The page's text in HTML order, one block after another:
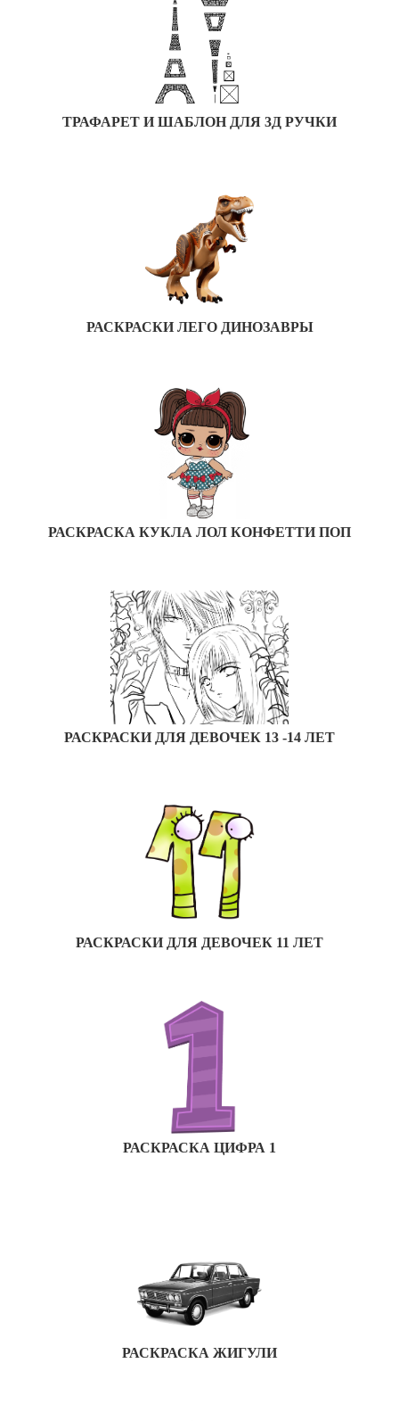
ТРАФАРЕТ И ШАБЛОН ДЛЯ 3Д РУЧКИ
РАСКРАСКИ ЛЕГО ДИНОЗАВРЫ
РАСКРАСКА КУКЛА ЛОЛ КОНФЕТТИ ПОП
РАСКРАСКИ ДЛЯ ДЕВОЧЕК 13 -14 ЛЕТ
РАСКРАСКИ ДЛЯ ДЕВОЧЕК 11 ЛЕТ
РАСКРАСКА ЦИФРА 1
РАСКРАСКА ЖИГУЛИ